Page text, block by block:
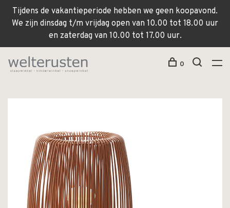
Tijdens de vakantieperiode hebben we geen koopavond.
We zijn dinsdag t/m vrijdag open van 10.00 tot 18.00 uur
en zaterdag van 10.00 tot 17.00 uur.
0